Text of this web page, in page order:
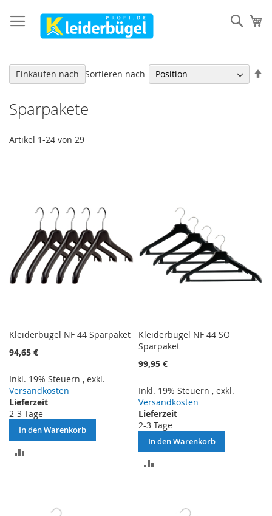
zum
Inhalt
Sparpakete
Artikel 1-24 von 29
Sortieren nach
Kleiderbügel NF 44 Sparpaket
94,65 €
Inkl. 19% Steuern , exkl.
Versandkosten
Lieferzeit
2-3 Tage
In den Warenkorb
Kleiderbügel NF 44 SO
Sparpaket
99,95 €
Inkl. 19% Steuern ,exkl.
Versandkosten
Lieferzeit
2-3 Tage
In den Warenkorb
Einkaufen nach